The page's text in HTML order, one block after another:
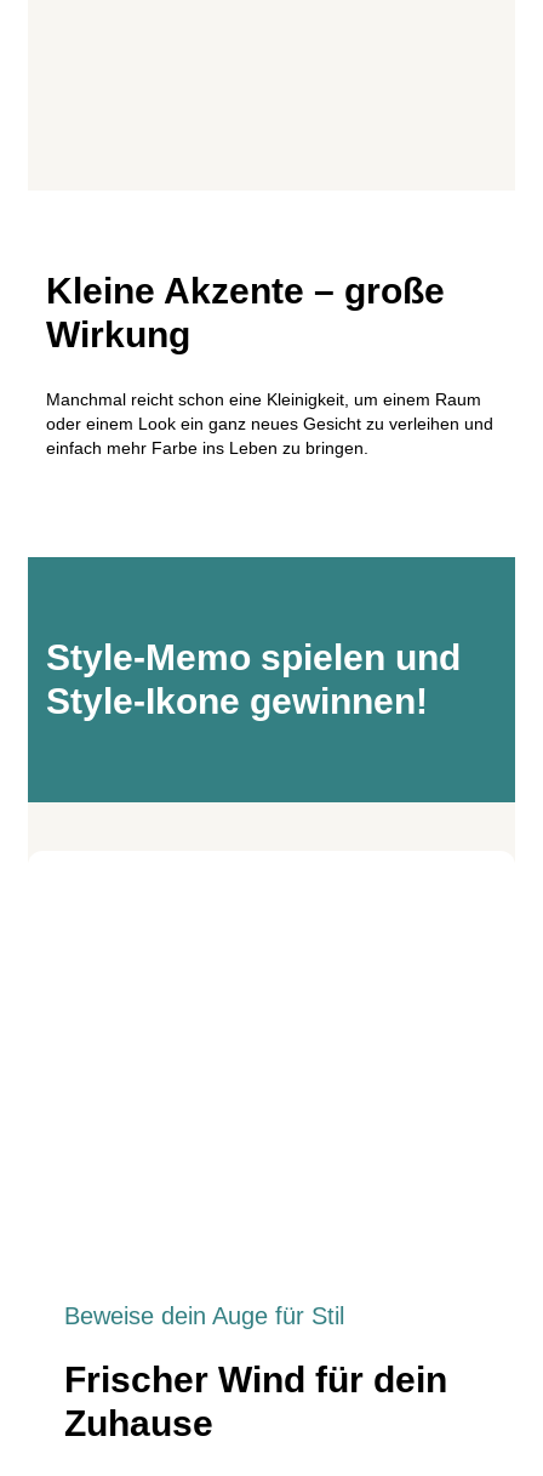
Kleine Akzente – große
Wirkung
Manchmal reicht schon eine Kleinigkeit, um einem Raum
oder einem Look ein ganz neues Gesicht zu verleihen und
einfach mehr Farbe ins Leben zu bringen.
Style-Memo spielen und
Style-Ikone gewinnen!
Beweise dein Auge für Stil
Frischer Wind für dein
Zuhause